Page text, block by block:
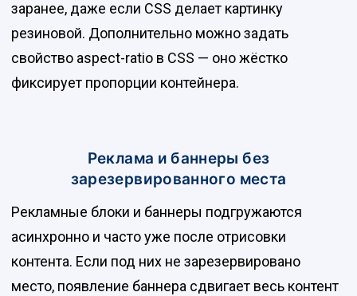
заранее, даже если CSS делает картинку
резиновой. Дополнительно можно задать
свойство aspect-ratio в CSS — оно жёстко
фиксирует пропорции контейнера.
Реклама и баннеры без
зарезервированного места
Рекламные блоки и баннеры подгружаются
асинхронно и часто уже после отрисовки
контента. Если под них не зарезервировано
место, появление баннера сдвигает весь контент